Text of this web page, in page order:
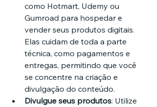
como Hotmart, Udemy ou
Gumroad para hospedar e
vender seus produtos digitais.
Elas cuidam de toda a parte
técnica, como pagamentos e
entregas, permitindo que você
se concentre na criação e
divulgação do conteúdo.
Divulgue seus produtos: Utilize